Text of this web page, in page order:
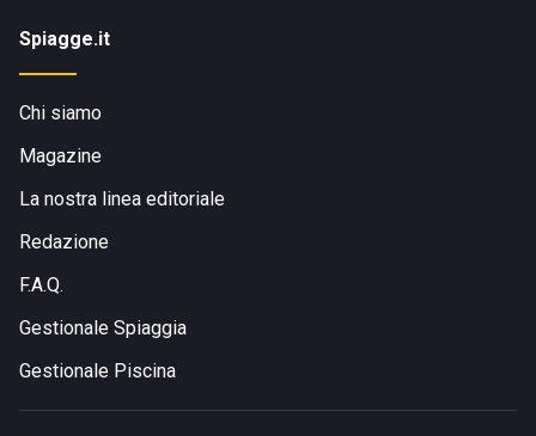
Spiagge.it
Chi siamo
Magazine
La nostra linea editoriale
Redazione
F.A.Q.
Gestionale Spiaggia
Gestionale Piscina